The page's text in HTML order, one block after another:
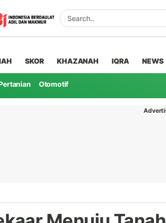
SKOR KHAZANAH IQRA NEWS
Otomotif